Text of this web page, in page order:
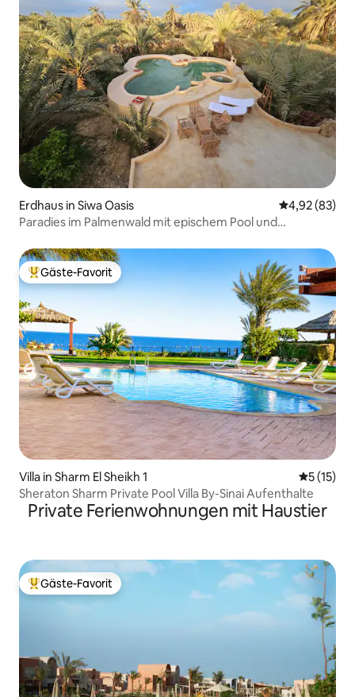
Erdhaus in Siwa Oasis
4,92 (83)
Paradies im Palmenwald mit epischem Pool und
Beliebter Gäste-Favorit.
Gäste-Favorit
Villa in Sharm El Sheikh 1
5 (15)
Sheraton Sharm Private Pool Villa By-Sinai Aufenthalte
Private Ferienwohnungen mit Haustier
Beliebter Gäste-Favorit.
Gäste-Favorit